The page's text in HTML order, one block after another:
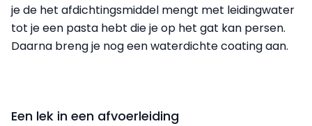
je de het afdichtingsmiddel mengt met leidingwater
tot je een pasta hebt die je op het gat kan persen.
Daarna breng je nog een waterdichte coating aan.
Een lek in een afvoerleiding